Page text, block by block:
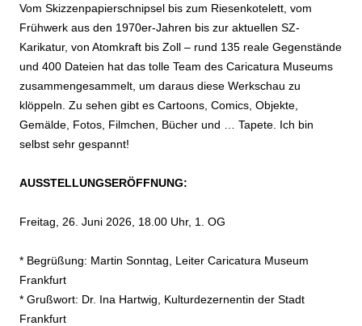
Vom Skizzenpapierschnipsel bis zum Riesenkotelett, vom
Frühwerk aus den 1970er-Jahren bis zur aktuellen SZ-
Karikatur, von Atomkraft bis Zoll – rund 135 reale Gegenstände
und 400 Dateien hat das tolle Team des Caricatura Museums
zusammengesammelt, um daraus diese Werkschau zu
klöppeln. Zu sehen gibt es Cartoons, Comics, Objekte,
Gemälde, Fotos, Filmchen, Bücher und … Tapete. Ich bin
selbst sehr gespannt!
AUSSTELLUNGSERÖFFNUNG:
Freitag, 26. Juni 2026, 18.00 Uhr, 1. OG
* Begrüßung: Martin Sonntag, Leiter Caricatura Museum
Frankfurt
* Grußwort: Dr. Ina Hartwig, Kulturdezernentin der Stadt
Frankfurt